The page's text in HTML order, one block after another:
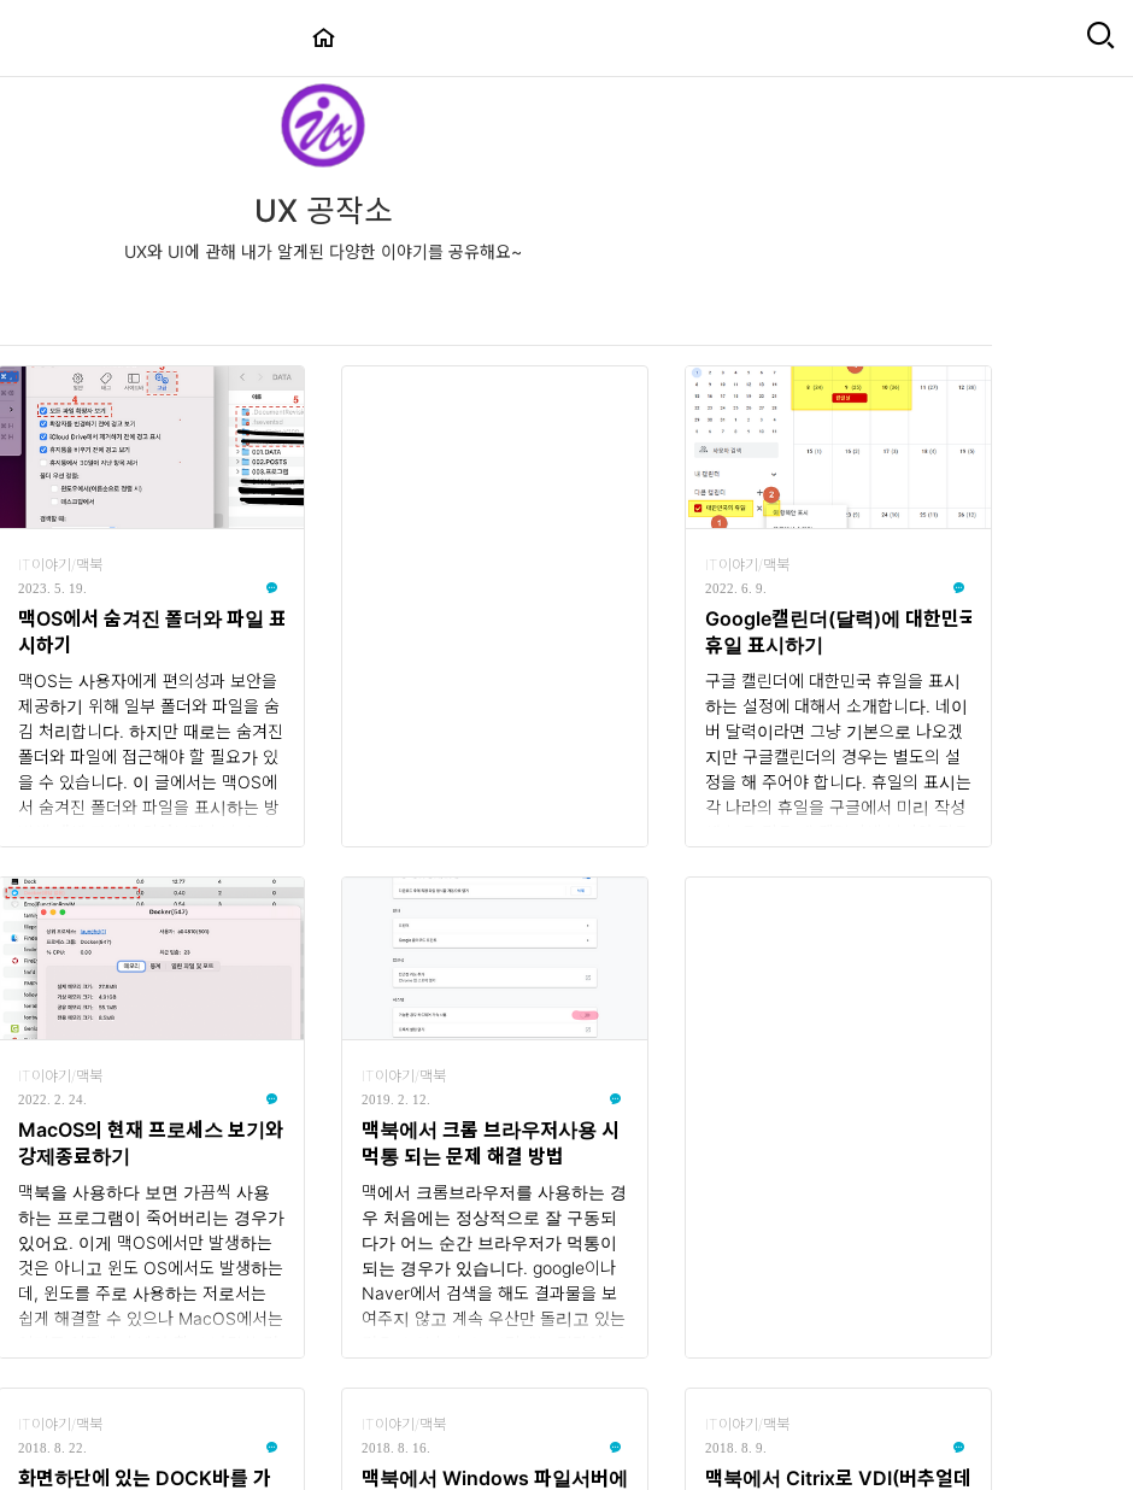
UX 공작소
UX와 UI에 관해 내가 알게된 다양한 이야기를 공유해요~
IT이야기/맥북
2023. 5. 19.
맥OS에서 숨겨진 폴더와 파일 표
시하기
맥OS는 사용자에게 편의성과 보안을
제공하기 위해 일부 폴더와 파일을 숨
김 처리합니다. 하지만 때로는 숨겨진
폴더와 파일에 접근해야 할 필요가 있
을 수 있습니다. 이 글에서는 맥OS에
서 숨겨진 폴더와 파일을 표시하는 방
서 파일 및 폴더를 탐색하는 기본 애플
리케이션입니다. 숨겨진 폴더와 파일
을 표시하기 위해서는 다음 단계를 따
르세요: Finder를 엽니다. 상단 메뉴
에서 "Finder"를 클릭한 후 "환경설
정"을 선택합니다. "고급" 탭을 클릭합
니다. "모든 파일 확장자 표시" 옵션을
옵션을 선택합니다. 변경 사항을 저장
합니다. 이제 Finder에서는 숨겨진 폴
더와 파일이 표시됩니다. ..
IT이야기/맥북
2022. 6. 9.
Google캘린더(달력)에 대한민국
휴일 표시하기
구글 캘린더에 대한민국 휴일을 표시
하는 설정에 대해서 소개합니다. 네이
버 달력이라면 그냥 기본으로 나오겠
지만 구글캘린더의 경우는 별도의 설
정을 해 주어야 합니다. 휴일의 표시는
각 나라의 휴일을 구글에서 미리 작성
국 공유일 표시하기 먼저 설정화면으
IT이야기/맥북
2022. 2. 24.
MacOS의 현재 프로세스 보기와
강제종료하기
맥북을 사용하다 보면 가끔씩 사용
하는 프로그램이 죽어버리는 경우가
있어요. 이게 맥OS에서만 발생하는
것은 아니고 윈도 OS에서도 발생하는
데, 윈도를 주로 사용하는 저로서는
쉽게 해결할 수 있으나 MacOS에서는
에서 현재 진행되고 있는 프로세스가
무엇이 있으면 자원은 얼마나 잡아먹
고 있는지 보는 방법과 그 프로세스를
강제로 종료시키는 방법을 말해 보려
IT이야기/맥북
2019. 2. 12.
맥북에서 크롬 브라우저사용 시
먹통 되는 문제 해결 방법
맥에서 크롬브라우저를 사용하는 경
우 처음에는 정상적으로 잘 구동되
다가 어느 순간 브라우저가 먹통이
되는 경우가 있습니다. google이나
Naver에서 검색을 해도 결과물을 보
여주지 않고 계속 우산만 돌리고 있는
왜이럴까~~ 몇 일을 고민하고 인터넷
검색도 해보고 하다가 해결 방법을 찾
은 듯 해서 포스팅을 합니다. 1달이 지
난 지금까지 아직 이전처럼 먹통이 되
IT이야기/맥북
2018. 8. 22.
화면하단에 있는 DOCK바를 가
IT이야기/맥북
2018. 8. 16.
맥북에서 Windows 파일서버에
IT이야기/맥북
2018. 8. 9.
맥북에서 Citrix로 VDI(버추얼데